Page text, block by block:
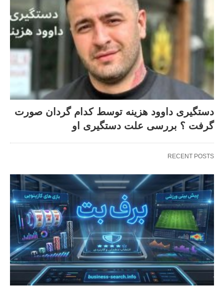
دستگیری داوود هزینه توسط کدام گردان صورت
گرفت ؟ بررسی علت دستگیری او
RECENT POSTS